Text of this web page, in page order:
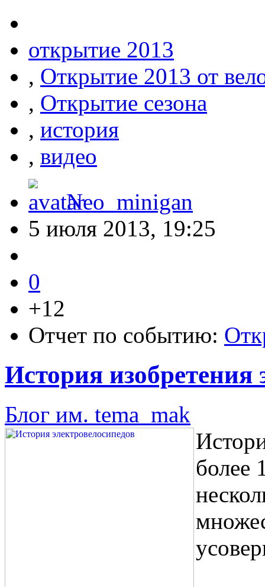
открытие 2013
, Открытие 2013 от
, Открытие сезона
, история
, видео
Neo_minigan
5 июля 2013, 19:25
0
+12
Отчет по событию:
История изобретения
Блог им. tema_mak
более